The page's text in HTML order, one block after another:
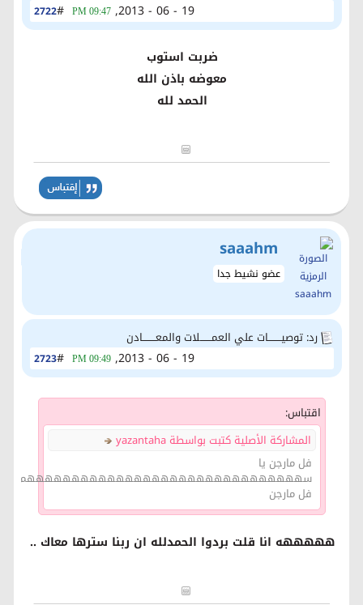
2722# 19 - 06 - 2013,
09:47 PM
ضربت استوب
معوضه باذن الله
الحمد لله
saaahm
عضو نشيط جدا
رد: توصيــــــــات علي العمـــــــلات والمعــــــــادن
2723# 19 - 06 - 2013,
09:49 PM
اقتباس:
المشاركة الأصلية كتبت بواسطة yazantaha
فل مارجن يا
سهههههههههههههههههههههههههههههههم
فل مارجن
هههههه انا قلت بردوا الحمدلله ان ربنا سترها معاك ..